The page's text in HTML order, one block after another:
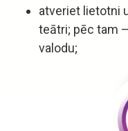
atveriet lietotni
teātri; pēc tam
valodu;